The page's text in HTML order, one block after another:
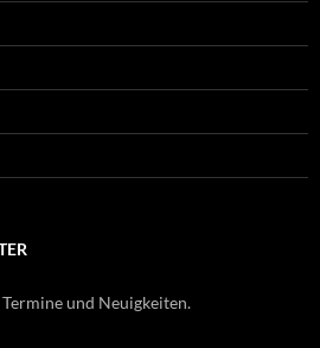
und Neuigkeiten.